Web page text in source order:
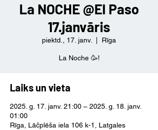
La NOCHE @El Paso
17.janvāris
piektd., 17. janv. Rīga
La Noche 🥳!
Laiks un vieta
2025. g. 17. janv. 21:00 – 2025. g. 18. janv.
01:00
Rīga, Lāčplēša iela 106 k-1, Latgales